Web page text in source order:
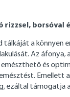
borsóval
a könnyen
Az
és
Emellett
ezáltal támogatja